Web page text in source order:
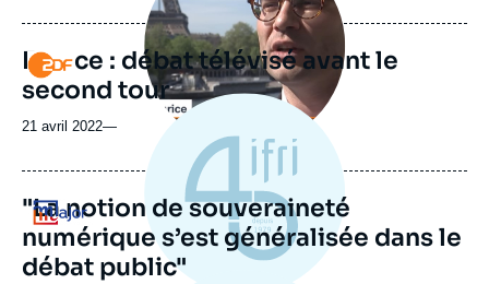
Logo
France : débat télévisé avant le
second tour
21 avril 2022—
Logo
"La notion de souveraineté
numérique s’est généralisée dans le
débat public"